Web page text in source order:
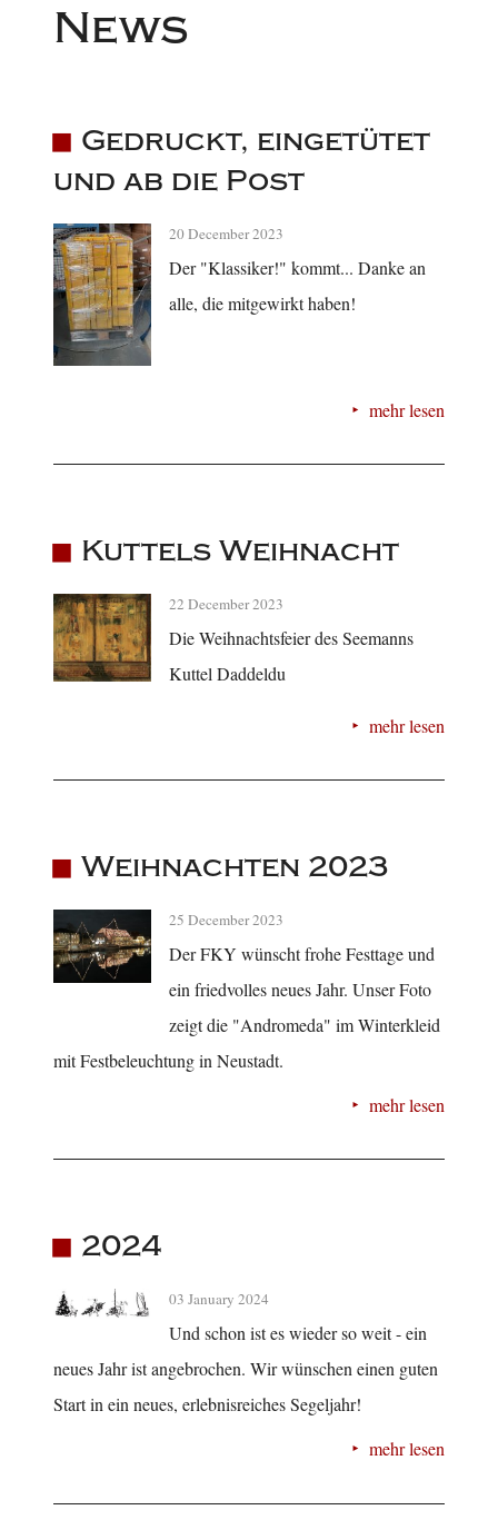
News
Gedruckt, eingetütet
und ab die Post
20 December 2023
Der "Klassiker!" kommt... Danke an
alle, die mitgewirkt haben!
mehr lesen
Kuttels Weihnacht
22 December 2023
Die Weihnachtsfeier des Seemanns
Kuttel Daddeldu
mehr lesen
Weihnachten 2023
25 December 2023
Der FKY wünscht frohe Festtage und
ein friedvolles neues Jahr. Unser Foto
zeigt die "Andromeda" im Winterkleid
mit Festbeleuchtung in Neustadt.
mehr lesen
2024
03 January 2024
Und schon ist es wieder so weit - ein
neues Jahr ist angebrochen. Wir wünschen einen guten
Start in ein neues, erlebnisreiches Segeljahr!
mehr lesen